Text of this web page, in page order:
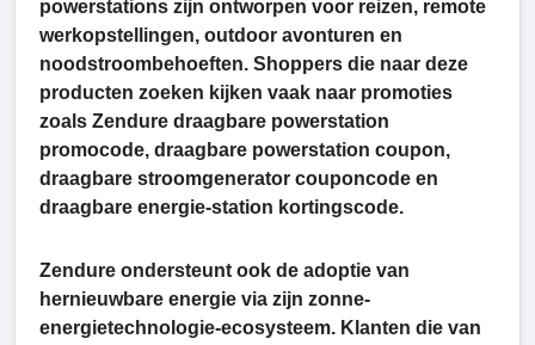
powerstations zijn ontworpen voor reizen, remote
werkopstellingen, outdoor avonturen en
noodstroombehoeften. Shoppers die naar deze
producten zoeken kijken vaak naar promoties
zoals Zendure draagbare powerstation
promocode, draagbare powerstation coupon,
draagbare stroomgenerator couponcode en
draagbare energie-station kortingscode.
Zendure ondersteunt ook de adoptie van
hernieuwbare energie via zijn zonne-
energietechnologie-ecosysteem. Klanten die van